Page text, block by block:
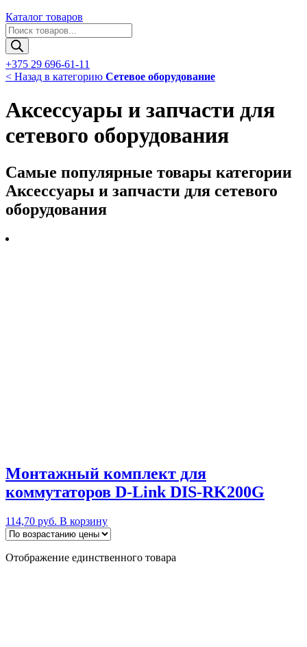
Каталог товаров
Поиск
товаров
+375 29 696-61-11
< Назад в категорию Сетевое оборудование
Аксессуары и запчасти для
сетевого оборудования
Самые популярные товары категории
Аксессуары и запчасти для сетевого
оборудования
Монтажный комплект для
коммутаторов D-Link DIS-RK200G
114,70 руб. В корзину
Отображение единственного товара